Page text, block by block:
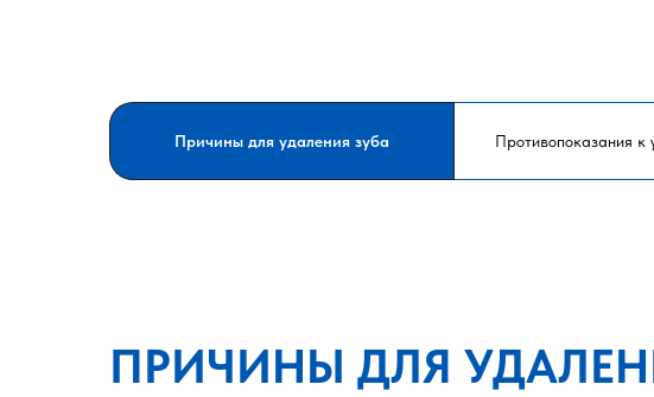
Причины для удаления зуба Противопоказания к
ПРИЧИНЫ ДЛЯ